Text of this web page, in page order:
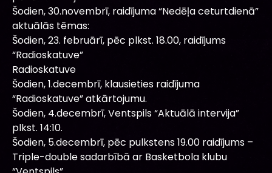
Šodien, 30.novembrī, raidījuma “Nedēļa ceturtdienā”
aktuālās tēmas:
Šodien, 23. februārī, pēc plkst. 18.00, raidījums
“Radioskatuve”
Radioskatuve
Šodien, 1.decembrī, klausieties raidījuma
“Radioskatuve” atkārtojumu.
Šodien, 4.decembrī, Ventspils “Aktuālā intervija”
plkst. 14:10.
Šodien, 5.decembrī, pēc pulkstens 19.00 raidījums –
Triple-double sadarbībā ar Basketbola klubu